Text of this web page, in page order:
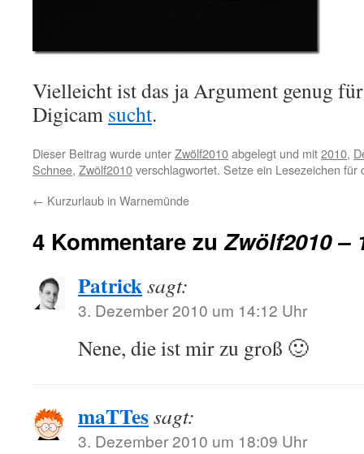
Vielleicht ist das ja Argument genug
Digicam sucht.
Dieser Beitrag wurde unterZwölf2010abgelegt und mit2010,
Schnee, Zwölf2010verschlagwortet. Setze ein Lesezeichen für
← Kurzurlaub in Warnemünde
4 Kommentare zuZwölf2010 –
Patricksagt:
3. Dezember 2010 um 14:12 Uhr
Nene, die ist mir zu groß 🙂
maTTessagt:
3. Dezember 2010 um 18:09 Uhr